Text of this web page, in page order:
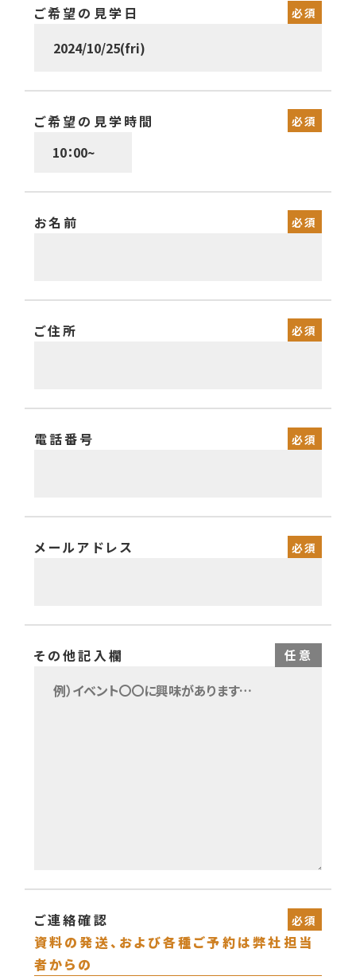
ご希望の見学日
ご希望の見学時間
お名前
ご住所
電話番号
メールアドレス
その他記入欄
ご連絡確認
資料の発送、および各種ご予約は弊社担当
者からの